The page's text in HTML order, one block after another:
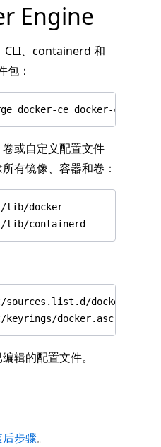
Engine
CLI、containerd 和
：
或自定义配置文件
有镜像、容器和卷：
辑的配置文件。
步骤。